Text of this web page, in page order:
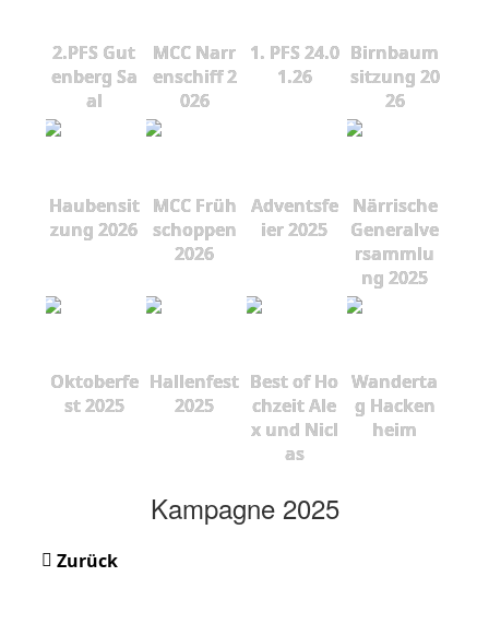
2.PFS Gut
enberg Sa
al
MCC Narr
enschiff 2
026
1. PFS 24.0
1.26
Birnbaum
sitzung 20
26
Haubensit
zung 2026
MCC Früh
schoppen
2026
Adventsfe
ier 2025
Närrische
Generalve
rsammlu
ng 2025
Oktoberfe
st 2025
Hallenfest
2025
Best of Ho
chzeit Ale
x und Nicl
as
Wanderta
g Hacken
heim
Kampagne 2025
Zurück